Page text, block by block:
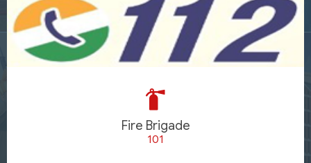
Fire Brigade
101